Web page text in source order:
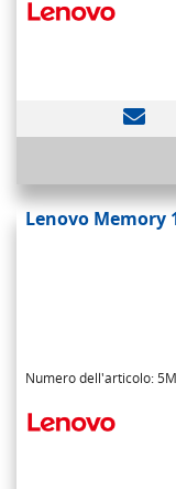
Lenovo Memory
Numero dell'articolo: